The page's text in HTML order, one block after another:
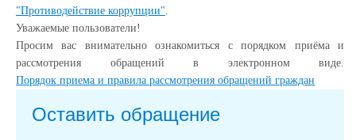
"Противодействие коррупции".
Уважаемые пользователи!
Просим вас внимательно ознакомиться с порядком приёма и
рассмотрения обращений в электронном виде.
Порядок приема и правила рассмотрения обращений граждан
Оставить обращение